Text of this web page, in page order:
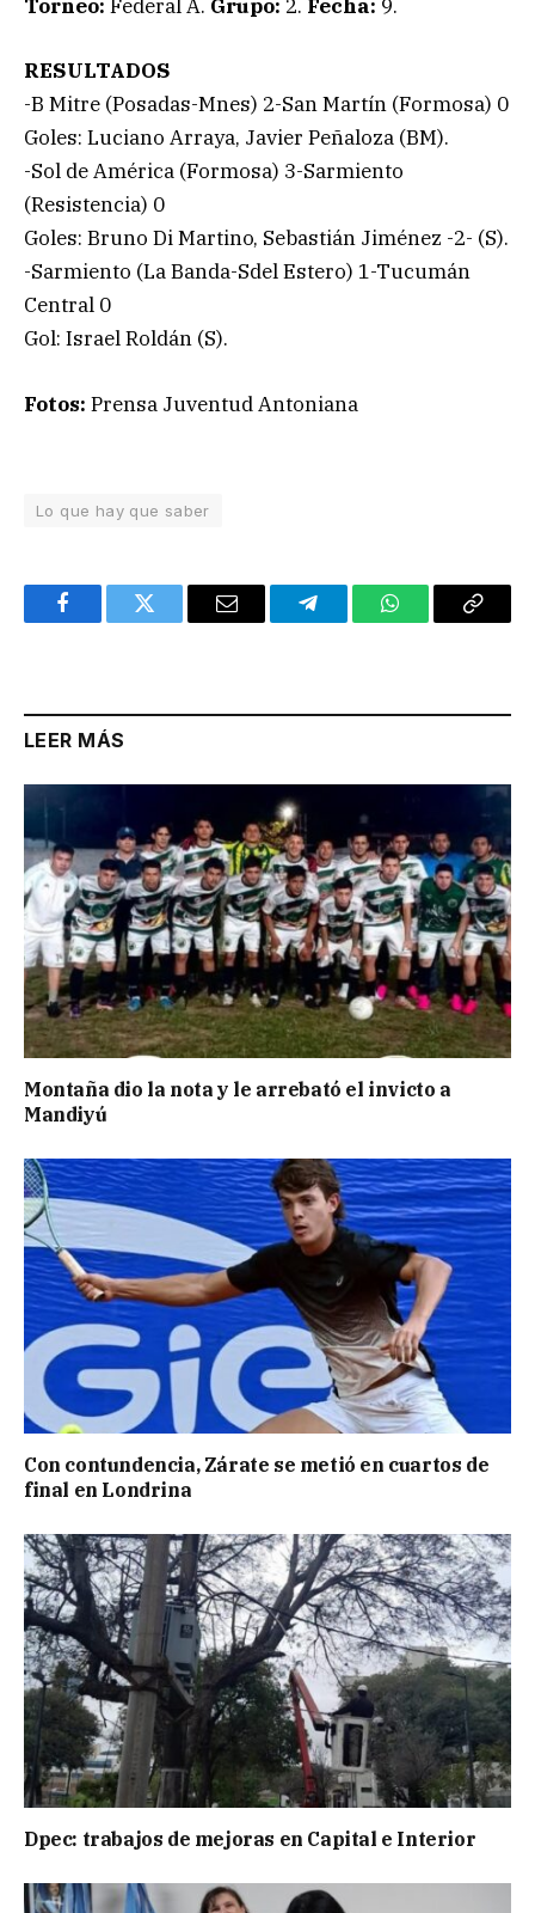
Torneo: Federal A. Grupo: 2. Fecha: 9.
RESULTADOS
-B Mitre (Posadas-Mnes) 2-San Martín (Formosa) 0
Goles: Luciano Arraya, Javier Peñaloza (BM).
-Sol de América (Formosa) 3-Sarmiento
(Resistencia) 0
Goles: Bruno Di Martino, Sebastián Jiménez -2- (S).
-Sarmiento (La Banda-Sdel Estero) 1-Tucumán
Central 0
Gol: Israel Roldán (S).
Fotos: Prensa Juventud Antoniana
Lo que hay que saber
FacebookTwitter Email TelegramWhatsAppCopy
LEER MÁS
Montaña dio la nota y le arrebató el invicto a
Mandiyú
Con contundencia, Zárate se metió en cuartos de
final en Londrina
Dpec: trabajos de mejoras en Capital e Interior